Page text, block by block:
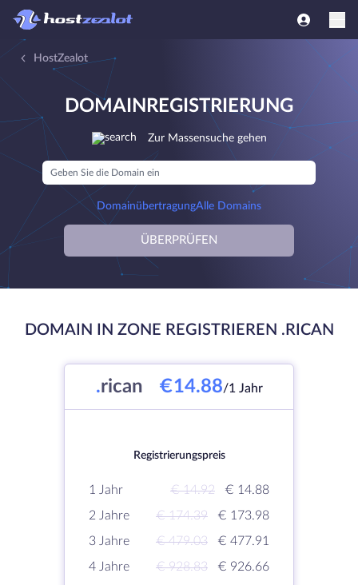
HostZealot
DOMAINREGISTRIERUNG
Zur Massensuche gehen
DomainübertragungAlle Domains
ÜBERPRÜFEN
DOMAIN IN ZONE REGISTRIEREN .RICAN
.rican €14.88/1 Jahr
Registrierungspreis
1 Jahr € 14.92
€ 14.88
2 Jahre
€ 174.39
€ 173.98
3 Jahre
€ 479.03
€ 477.91
4 Jahre
€ 928.83
€ 926.66